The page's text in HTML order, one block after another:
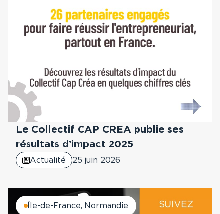
Le Collectif CAP CREA publie ses
résultats d’impact 2025
Actualité 25 juin 2026
Île-de-France, Normandie